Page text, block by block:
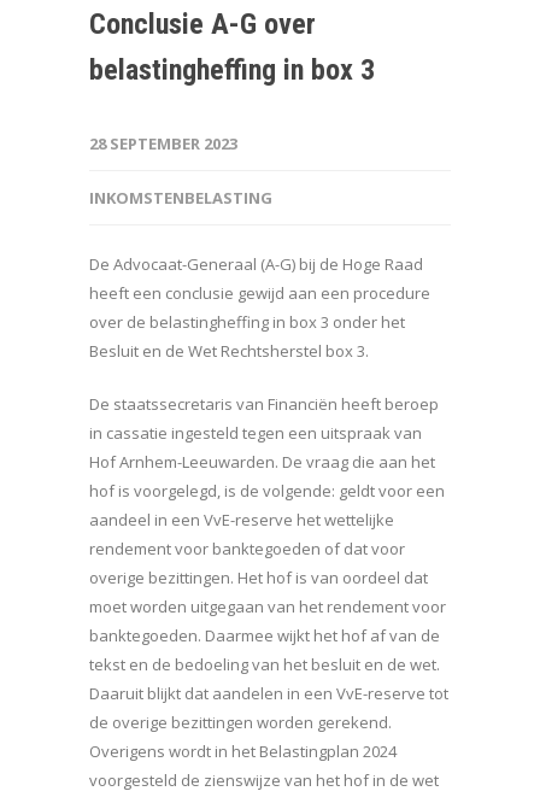
Conclusie A-G over
belastingheffing in box 3
28 SEPTEMBER 2023
INKOMSTENBELASTING
De Advocaat-Generaal (A-G) bij de Hoge Raad
heeft een conclusie gewijd aan een procedure
over de belastingheffing in box 3 onder het
Besluit en de Wet Rechtsherstel box 3.
De staatssecretaris van Financiën heeft beroep
in cassatie ingesteld tegen een uitspraak van
Hof Arnhem-Leeuwarden. De vraag die aan het
hof is voorgelegd, is de volgende: geldt voor een
aandeel in een VvE-reserve het wettelijke
rendement voor banktegoeden of dat voor
overige bezittingen. Het hof is van oordeel dat
moet worden uitgegaan van het rendement voor
banktegoeden. Daarmee wijkt het hof af van de
tekst en de bedoeling van het besluit en de wet.
Daaruit blijkt dat aandelen in een VvE-reserve tot
de overige bezittingen worden gerekend.
Overigens wordt in het Belastingplan 2024
voorgesteld de zienswijze van het hof in de wet